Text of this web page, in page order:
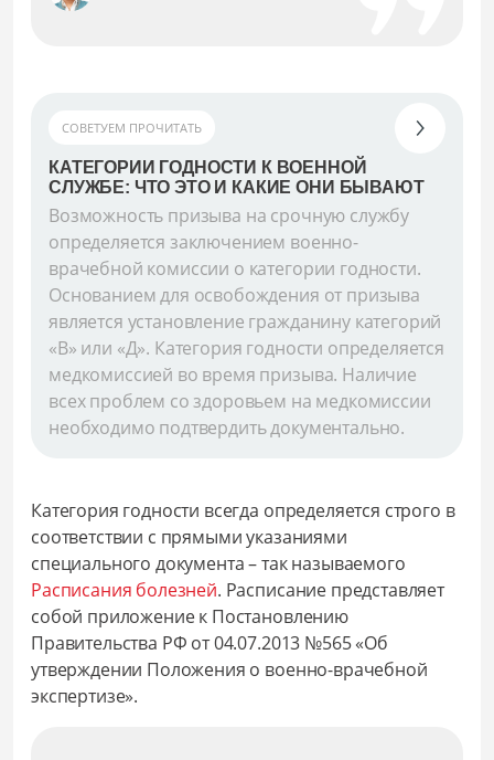
СОВЕТУЕМ ПРОЧИТАТЬ
КАТЕГОРИИ ГОДНОСТИ К ВОЕННОЙ
СЛУЖБЕ: ЧТО ЭТО И КАКИЕ ОНИ БЫВАЮТ
Возможность призыва на срочную службу
определяется заключением военно-
врачебной комиссии о категории годности.
Основанием для освобождения от призыва
является установление гражданину категорий
«В» или «Д». Категория годности определяется
медкомиссией во время призыва. Наличие
всех проблем со здоровьем на медкомиссии
необходимо подтвердить документально.
Категория годности всегда определяется строго в
соответствии с прямыми указаниями
специального документа – так называемого
Расписания болезней. Расписание представляет
собой приложение к Постановлению
Правительства РФ от 04.07.2013 №565 «Об
утверждении Положения о военно-врачебной
экспертизе».